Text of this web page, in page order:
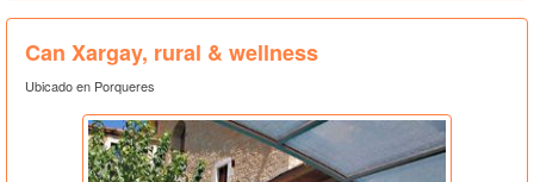
Can Xargay, rural & wellness
Ubicado en Porqueres